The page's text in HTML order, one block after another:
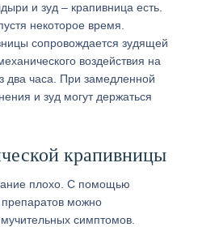
и зуд – крапивница есть.
некоторое время.
сопровождается зудящей
воздействия на
два часа. При замедленной
и зуд могут держаться
крапивницы
плохо. С помощью
препаратов можно
симптомов.